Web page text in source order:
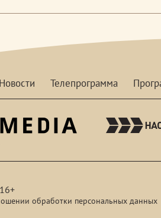
Новости Телепрограмма
обработки персональных данных